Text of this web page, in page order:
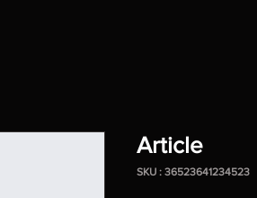
Article
SKU : 36523641234523